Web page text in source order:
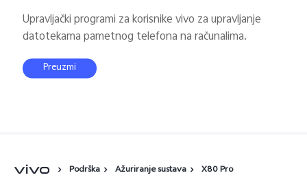
Upravljački programi za korisnike vivo za upravljanje
datotekama pametnog telefona na računalima.
Preuzmi
Podrška Ažuriranje sustava X80 Pro